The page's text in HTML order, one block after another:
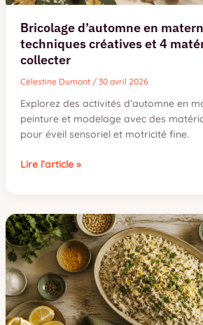
une
solidité
durable
Bricolage d’automne en
techniques créatives et 4
collecter
Célestine Dumont / 30 avril 2026
Explorez des activités d’automne en
peinture et modelage avec des
pour éveil sensoriel et motricité fine.
Bricolage
:
3
techniques
créatives
et
4
matériaux
Lire l’article »